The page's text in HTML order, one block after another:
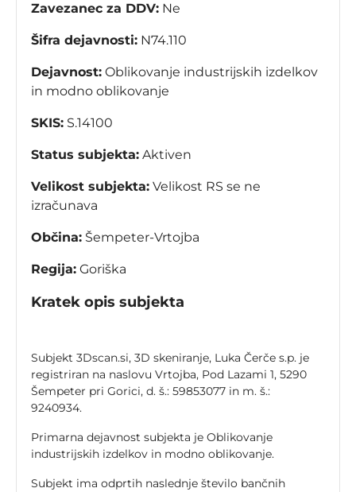
Zavezanec za DDV: Ne
Šifra dejavnosti: N74.110
Dejavnost: Oblikovanje industrijskih izdelkov
in modno oblikovanje
SKIS: S.14100
Status subjekta: Aktiven
Velikost subjekta: Velikost RS se ne
izračunava
Občina: Šempeter-Vrtojba
Regija: Goriška
Kratek opis subjekta
Subjekt 3Dscan.si, 3D skeniranje, Luka Čerče s.p. je
registriran na naslovu Vrtojba, Pod Lazami 1, 5290
Šempeter pri Gorici, d. š.: 59853077 in m. š.:
9240934.
Primarna dejavnost subjekta je Oblikovanje
industrijskih izdelkov in modno oblikovanje.
Subjekt ima odprtih naslednje število bančnih